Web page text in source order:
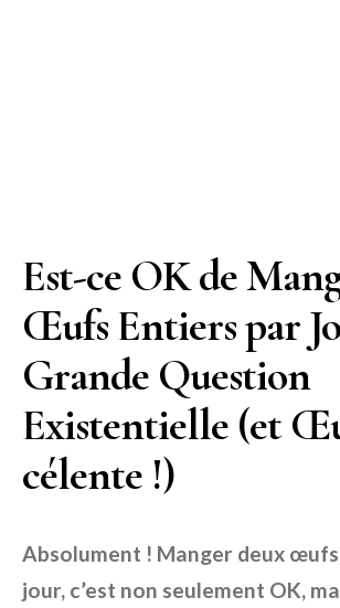
Est-ce OK de
Œufs Entiers par
Grande Question
Existentielle (et
célente !)
Absolument ! Manger deux
jour, c’est non seulement OK,